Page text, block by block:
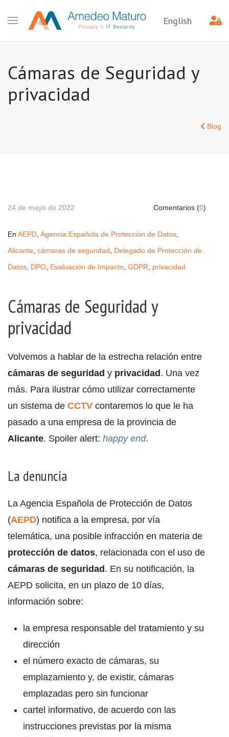
English
Cámaras de Seguridad y
privacidad
Blog
24 de mayo de 2022 Comentarios (0)
En AEPD Agencia Española de Protección de Datos
Alicante cámaras de seguridad
Delegado de Protección de
Datos DPO Evaluación de Impacto GDPR privacidad
Cámaras de Seguridad y
privacidad
Volvemos a hablar de la estrecha relación entre
cámaras de seguridad y privacidad . Una vez
más. Para ilustrar cómo utilizar correctamente
un sistema de CCTV contaremos lo que le ha
pasado a una empresa de la provincia de
Alicante. Spoiler alert: happy end.
La denuncia
La Agencia Española de Protección de Datos
(AEPD) notifica a la empresa, por vía
telemática, una posible infracción en materia de
protección de datos, relacionada con el uso de
cámaras de seguridad . En su notificación, la
AEPD solicita, en un plazo de 10 días,
información sobre:
la empresa responsable del tratamiento y su
dirección
el número exacto de cámaras, su
emplazamiento y, de existir, cámaras
emplazadas pero sin funcionar
cartel informativo, de acuerdo con las
instrucciones previstas por la misma